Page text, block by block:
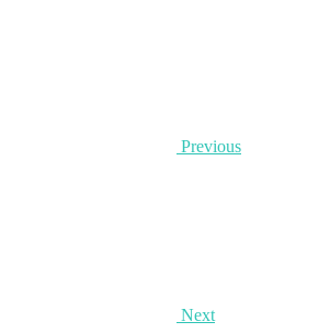
Previous
Next